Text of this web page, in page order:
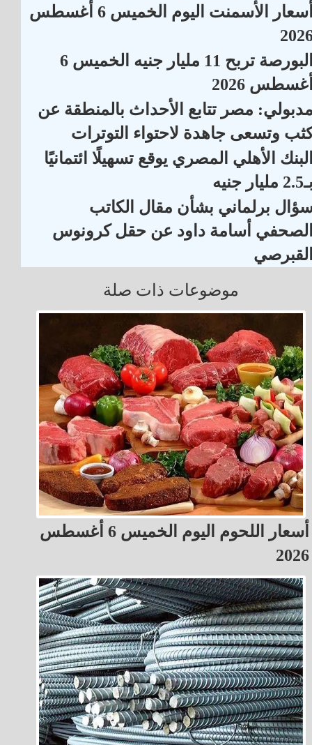
أسعار الأسمنت اليوم الخميس 6 أغسطس
البورصة تربح 11 مليار جنيه الخميس 6
2026
مصر تتابع الأحداث بالمنطقة عن
وتسعى جاهدة لاحتواء التوترات
الأهلي المصري يوقع تسهيلًا ائتمانيًا
جنيه
برلماني بشأن مقال الكاتب
أسامة داود عن حقل كرونوس
موضوعات ذات صلة
أسعار اللحوم اليوم الخميس 6 أغسطس
2026